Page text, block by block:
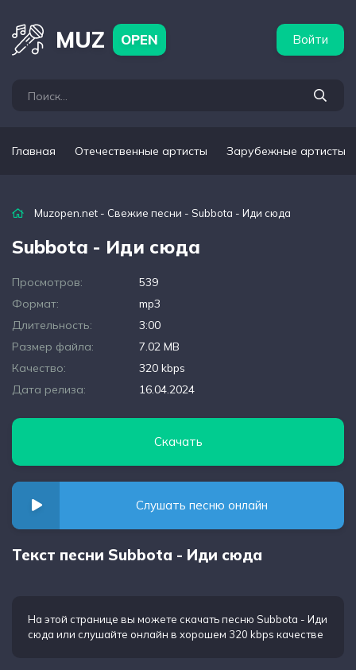
MUZ OPEN Войти
Главная Отечественные артисты Зарубежные артисты
Muzopen.net - Свежие песни - Subbota - Иди сюда
Subbota - Иди сюда
Просмотров:
539
Формат:
mp3
Длительность:
3:00
Размер файла:
7.02 MB
Качество:
320 kbps
Дата релиза:
16.04.2024
Скачать
Слушать песню онлайн
Текст песни Subbota - Иди сюда
На этой странице вы можете скачать песню Subbota - Иди
сюда или слушайте онлайн в хорошем 320 kbps качестве
артисты Популярные подборки